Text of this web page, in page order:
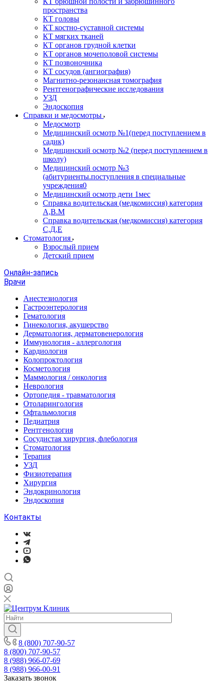
пространства
КТ головы
КТ костно-суставной системы
КТ мягких тканей
КТ органов грудной клетки
КТ органов мочеполовой системы
КТ позвоночника
КТ сосудов (ангиография)
Магнитно-резонансная томография
Рентгенографические исследования
УЗД
Эндоскопия
Справки и медосмотры
Медосмотр
Медицинский осмотр №1(перед поступлением в
садик)
Медицинский осмотр №2 (перед поступлением в
школу)
Медицинский осмотр №3
(абитуриенты.поступления в специальные
учреждения0
Медицинский осмотр дети 1мес
Справка водительская (медкомиссия) категория
А,В.М
Справка водительская (медкомиссия) категория
С,Д,Е
Стоматология
Взрослый прием
Детский прием
Онлайн-запись
Врачи
Анестезиология
Гастроэнтерология
Гематология
Гинекология, акушерство
Дерматология, дерматовенерология
Иммунология - аллергология
Кардиология
Колопроктология
Косметология
Маммология / онкология
Неврология
Ортопедия - травматология
Отоларингология
Офтальмология
Педиатрия
Рентгенология
Сосудистая хирургия, флебология
Стоматология
Терапия
УЗД
Физиотерапия
Хирургия
Эндокринология
Эндоскопия
Контакты
8 (800) 707-90-57
8 (800) 707-90-57
8 (988) 966-07-69
8 (988) 966-00-91
Заказать звонок